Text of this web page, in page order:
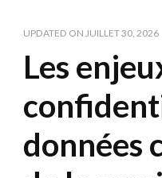
UPDATED ON JUILLET 30, 2026
Les
données